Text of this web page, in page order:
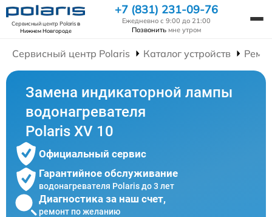
Сервисный центр Polarisв
Нижнем Новгороде
+7 (831) 231-09-76
Ежедневно с 9:00 до 21:00
Позвонить мне утром
Сервисный центр Polaris Каталог устройств
Замена индикаторной лампы
водонагревателя
Polaris XV 10
Официальный сервис
Гарантийное обслуживание
водонагревателя Polaris до 3 лет
Диагностика за наш счет,
ремонт по желанию